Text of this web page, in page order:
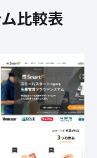
比較表